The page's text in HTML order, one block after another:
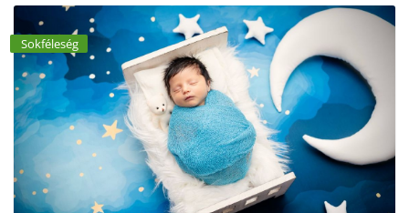
Sokféleség